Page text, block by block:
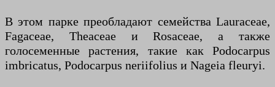
В этом парке преобладают семейства Lauraceae,
Fagaceae, Theaceae и Rosaceae, а также
голосеменные растения, такие как Podocarpus
imbricatus, Podocarpus neriifolius и Nageia fleuryi.